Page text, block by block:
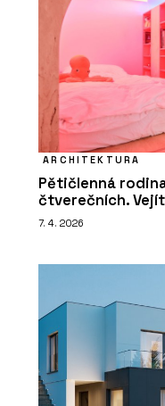
ARCHITEKTURA
Pětičlenná
čtverečních.
7. 4. 2026